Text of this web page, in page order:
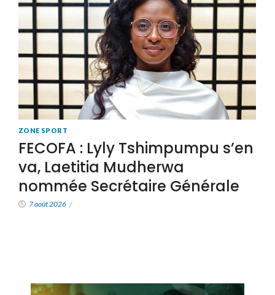
ZONE SPORT
FECOFA : Lyly Tshimpumpu s’en
va, Laetitia Mudherwa
nommée Secrétaire Générale
7 août 2026 /